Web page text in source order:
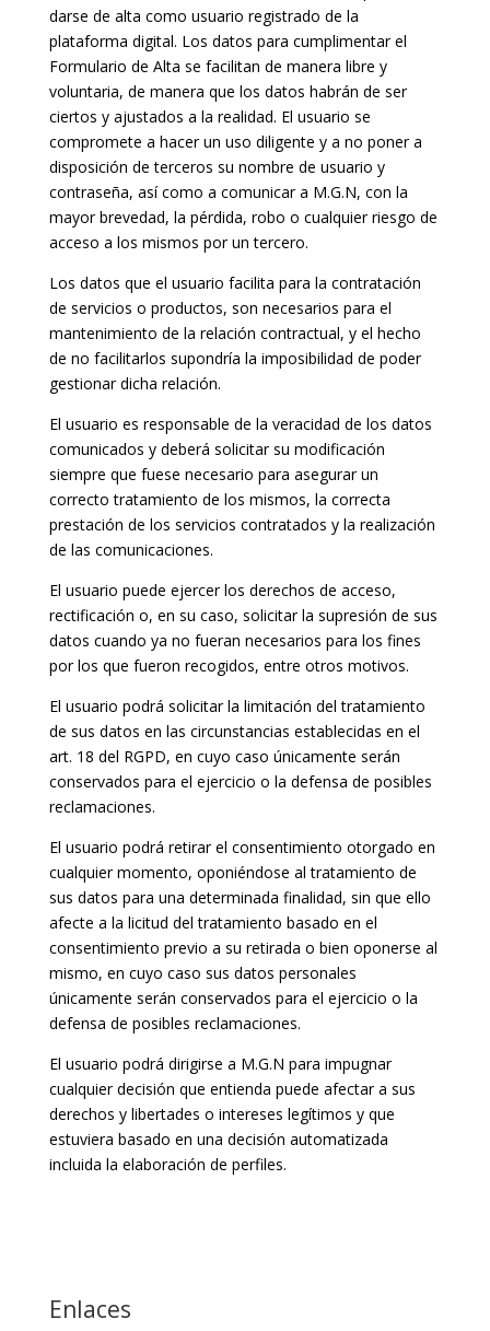
darse de alta como usuario registrado de la
plataforma digital. Los datos para cumplimentar el
Formulario de Alta se facilitan de manera libre y
voluntaria, de manera que los datos habrán de ser
ciertos y ajustados a la realidad. El usuario se
compromete a hacer un uso diligente y a no poner a
disposición de terceros su nombre de usuario y
contraseña, así como a comunicar a M.G.N, con la
mayor brevedad, la pérdida, robo o cualquier riesgo de
acceso a los mismos por un tercero.
Los datos que el usuario facilita para la contratación
de servicios o productos, son necesarios para el
mantenimiento de la relación contractual, y el hecho
de no facilitarlos supondría la imposibilidad de poder
gestionar dicha relación.
El usuario es responsable de la veracidad de los datos
comunicados y deberá solicitar su modificación
siempre que fuese necesario para asegurar un
correcto tratamiento de los mismos, la correcta
prestación de los servicios contratados y la realización
de las comunicaciones.
El usuario puede ejercer los derechos de acceso,
rectificación o, en su caso, solicitar la supresión de sus
datos cuando ya no fueran necesarios para los fines
por los que fueron recogidos, entre otros motivos.
El usuario podrá solicitar la limitación del tratamiento
de sus datos en las circunstancias establecidas en el
art. 18 del RGPD, en cuyo caso únicamente serán
conservados para el ejercicio o la defensa de posibles
reclamaciones.
El usuario podrá retirar el consentimiento otorgado en
cualquier momento, oponiéndose al tratamiento de
sus datos para una determinada finalidad, sin que ello
afecte a la licitud del tratamiento basado en el
consentimiento previo a su retirada o bien oponerse al
mismo, en cuyo caso sus datos personales
únicamente serán conservados para el ejercicio o la
defensa de posibles reclamaciones.
El usuario podrá dirigirse a M.G.N para impugnar
cualquier decisión que entienda puede afectar a sus
derechos y libertades o intereses legítimos y que
estuviera basado en una decisión automatizada
incluida la elaboración de perfiles.
Enlaces